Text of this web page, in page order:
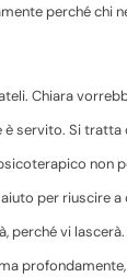
perché chi
Chiara
servito. Si tratta
non
per riuscire
perché vi